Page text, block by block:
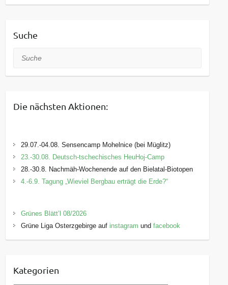
Suche
Suche
Die nächsten Aktionen:
29.07.-04.08. Sensencamp Mohelnice (bei Müglitz)
23.-30.08. Deutsch-tschechisches HeuHoj-Camp
28.-30.8. Nachmäh-Wochenende auf den Bielatal-Biotopen
4.-6.9. Tagung „Wieviel Bergbau erträgt die Erde?“
Grünes Blätt’l 08/2026
Grüne Liga Osterzgebirge auf instagram undfacebook
Kategorien